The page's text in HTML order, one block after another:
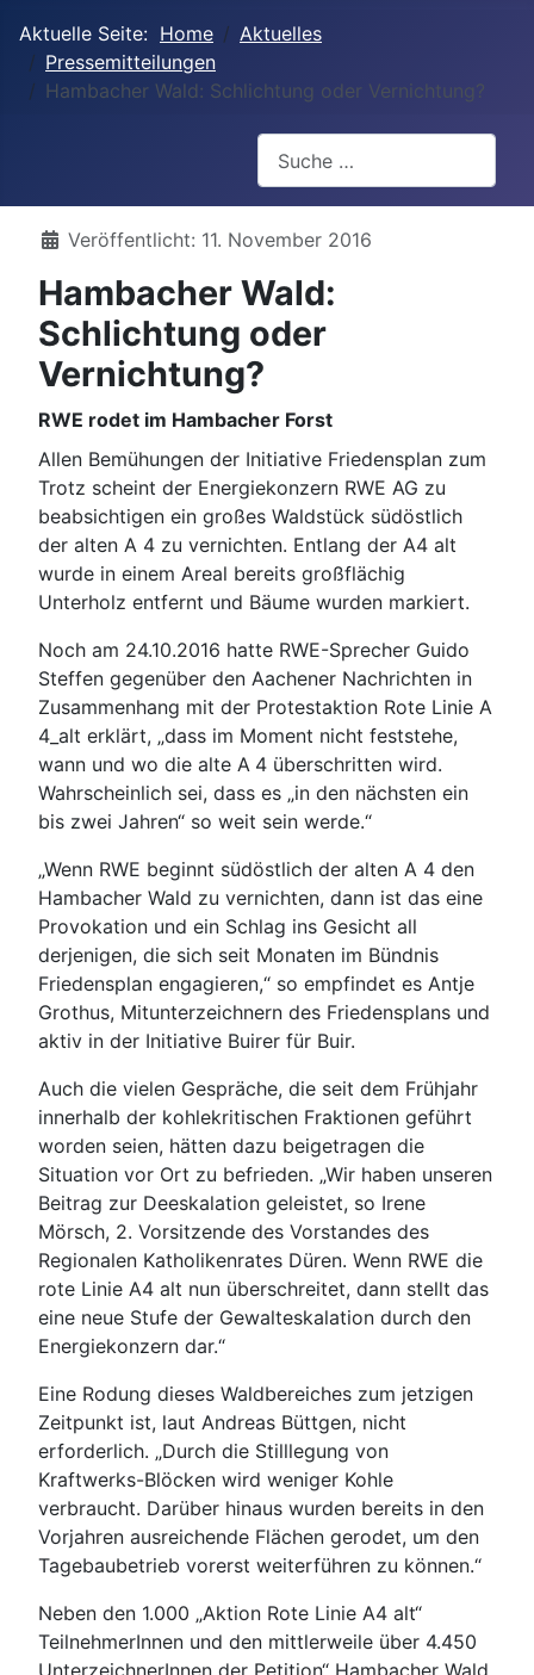
Aktuelle Seite: Home
Aktuelles
Pressemitteilungen
Hambacher Wald: Schlichtung oder Vernichtung?
Details
Veröffentlicht: 11. November 2016
Hambacher Wald:
Schlichtung oder
Vernichtung?
RWE rodet im Hambacher Forst
Allen Bemühungen der Initiative Friedensplan zum
Trotz scheint der Energiekonzern RWE AG zu
beabsichtigen ein großes Waldstück südöstlich
der alten A 4 zu vernichten. Entlang der A4 alt
wurde in einem Areal bereits großflächig
Unterholz entfernt und Bäume wurden markiert.
Noch am 24.10.2016 hatte RWE-Sprecher Guido
Steffen gegenüber den Aachener Nachrichten in
Zusammenhang mit der Protestaktion Rote Linie A
4_alt erklärt, „dass im Moment nicht feststehe,
wann und wo die alte A 4 überschritten wird.
Wahrscheinlich sei, dass es „in den nächsten ein
bis zwei Jahren“ so weit sein werde.“
„Wenn RWE beginnt südöstlich der alten A 4 den
Hambacher Wald zu vernichten, dann ist das eine
Provokation und ein Schlag ins Gesicht all
derjenigen, die sich seit Monaten im Bündnis
Friedensplan engagieren,“ so empfindet es Antje
Grothus, Mitunterzeichnern des Friedensplans und
aktiv in der Initiative Buirer für Buir.
Auch die vielen Gespräche, die seit dem Frühjahr
innerhalb der kohlekritischen Fraktionen geführt
worden seien, hätten dazu beigetragen die
Situation vor Ort zu befrieden. „Wir haben unseren
Beitrag zur Deeskalation geleistet, so Irene
Mörsch, 2. Vorsitzende des Vorstandes des
Regionalen Katholikenrates Düren. Wenn RWE die
rote Linie A4 alt nun überschreitet, dann stellt das
eine neue Stufe der Gewalteskalation durch den
Energiekonzern dar.“
Eine Rodung dieses Waldbereiches zum jetzigen
Zeitpunkt ist, laut Andreas Büttgen, nicht
erforderlich. „Durch die Stilllegung von
Kraftwerks-Blöcken wird weniger Kohle
verbraucht. Darüber hinaus wurden bereits in den
Vorjahren ausreichende Flächen gerodet, um den
Tagebaubetrieb vorerst weiterführen zu können.“
Neben den 1.000 „Aktion Rote Linie A4 alt“
TeilnehmerInnen und den mittlerweile über 4.450